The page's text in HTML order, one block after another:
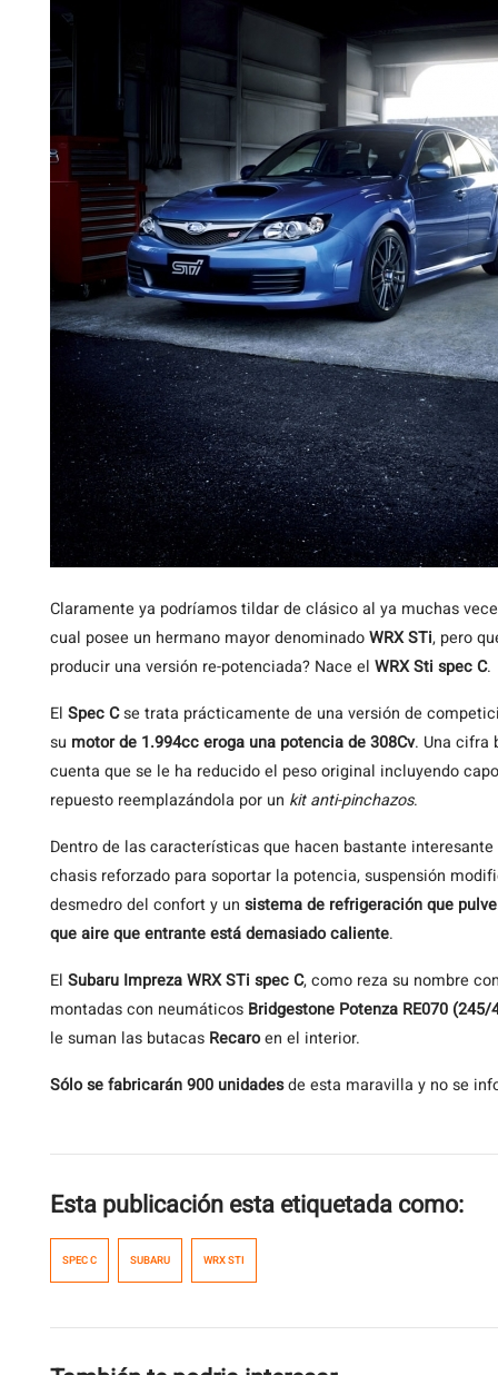
Claramente ya podríamos tildar de clásico al ya muchas
cual posee un hermano mayor denominadoWRX STi, pero
producir una versión re-potenciada? Nace el WRX Sti spec C.
El Spec Cse trata prácticamente de una versión de
su motor de 1.994cc eroga una potencia de 308Cv. Una cifra
cuenta que se le ha reducido el peso original incluyendo
repuesto reemplazándola por un kit anti-pinchazos.
Dentro de las características que hacen bastante
chasis reforzado para soportar la potencia, suspensión
desmedro del confort y un sistema de refrigeración que
que aire que entrante está demasiado caliente.
El Subaru Impreza WRX STi spec C, como reza su nombre
montadas con neumáticos Bridgestone Potenza RE070 (245/
le suman las butacas Recaroen el interior.
Sólo se fabricarán 900 unidadesde esta maravilla y no se
Esta publicación esta etiquetada como:
SPEC C SUBARU WRX STI